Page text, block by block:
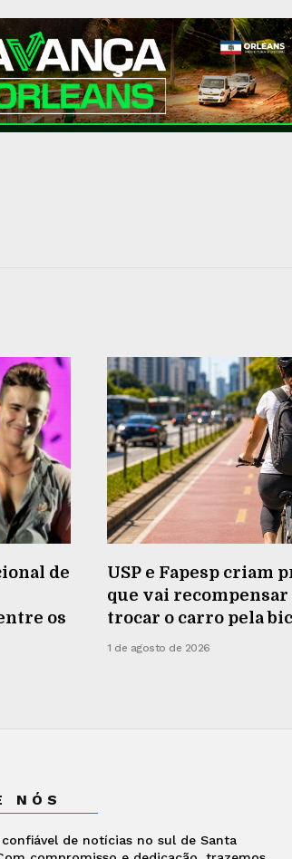
de
os
USP e Fapesp criam
que vai recompensar
trocar o carro pela
1 de agosto de 2026
NÓS
de notícias no sul de Santa